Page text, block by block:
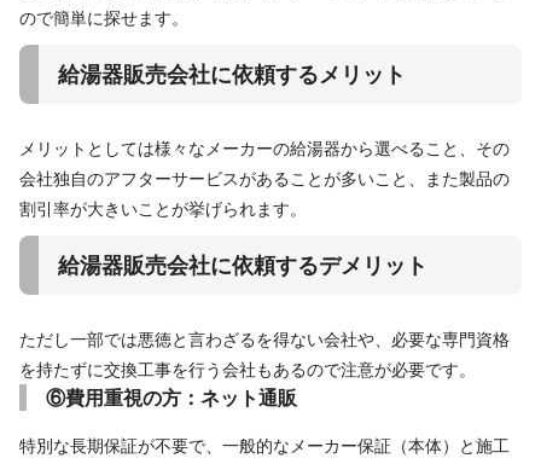
ので簡単に探せます。
給湯器販売会社に依頼するメリット
メリットとしては様々なメーカーの給湯器から選べること、その
会社独自のアフターサービスがあることが多いこと、また製品の
割引率が大きいことが挙げられます。
給湯器販売会社に依頼するデメリット
ただし一部では悪徳と言わざるを得ない会社や、必要な専門資格
を持たずに交換工事を行う会社もあるので注意が必要です。
⑥費用重視の方：ネット通販
特別な長期保証が不要で、一般的なメーカー保証（本体）と施工